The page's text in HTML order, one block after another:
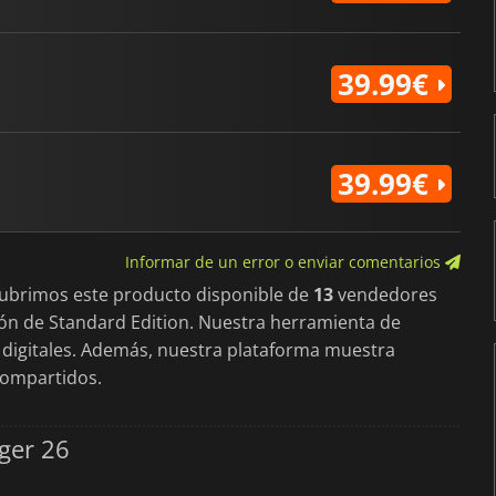
39.99€
39.99€
Informar de un error o enviar comentarios
este producto disponible de 13vendedores
de Standard Edition. Nuestra herramienta de
Además, nuestra plataforma muestra
26